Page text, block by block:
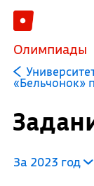
Олимпиады
«Бельчонок»
За 2023 год